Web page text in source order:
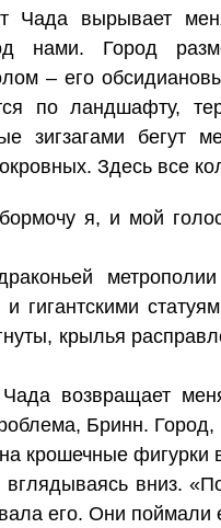
Чада вырывает
нами. Город
– его
по ландшафту,
зигзагами бегут
Здесь все
я, и мой
гигантскими
крылья
возвращает
Бринн.
крошечные фигурки
вглядываясь вниз.
его. Они поймали